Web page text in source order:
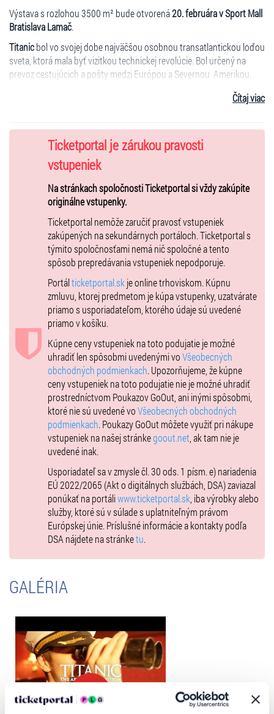
Výstava s rozlohou 3500 m² bude otvorená20. februára v Sport Mall
Bratislava Lamač.
Titanicbol vo svojej dobe najväčšou osobnou transatlantickou loďou
sveta, ktorá mala byť vizitkou technickej revolúcie. Bol určený na
prevoz cestujúcich a pošty medzi Európou a Severnou Amerikou.
plavby - dňa 15. apríla 1912. V tento osudný deň zomrelo viac ako
Na exkluzívnej výstave Titanic uvidíte viac ako 200
artefaktov, ktoré boli vylovené zo slávneho vraku na dne oceánu.
Medzi exponátmi sú časti vybavenia lode, kusy nábytku, porcelán a
osobné predmety cestujúcich (šperky, kabelky a rôzne časti
oblečenia). Vďaka dokonalej rekonštrukcii kajút, strojovne či jedálne
sa stanete súčasťou skutočnej atmosféry prepychu aj biedy
legendárneho parníka. Zažijete nádheru dobových interiérov, či hluk
strojovní a následnú úzkosť pred naozajstným a reálnym nešťastím.
Práve osobné zážitky návštevníkov a veľké množstvo reálnych
exponátov zaraďuje výstavu Titanic k najobľúbenejším na celom
Každý návštevník pri vstupe na výstavu obdrží „boarding pass -
palubnú vstupenku“. Vďaka tejto vstupenke s konkrétnym menom
reálneho človeka, ktorý na Titanicu v dobe jeho katastrofy bol,
prežijete celú prehliadku výstavy tak, ako konkrétny cestujúci na
palube Titanicu.
K dispozícii bude aj zvukový sprievodca-audioguide, v ktorom si
vypočujete podrobný výklad k jednotlivým exponátom. Pre
zvedavých návštevníkov a predovšetkým pre študentov budú
pripravené špeciálne pracovné listy s názorným prehľadom všetkých
významných udalostí v politike, vede a kultúre na začiatku 20.
storočia a vedomostné kvízy.
Titanicdokonale zobrazuje historické súvislosti,
spoločenskú a politickú situáciu na Slovensku i vo svete na začiatku
20. storočia. Priblíži vám veľkú migračnú vlnu, kedy tisíce ľudí utekalo
z Európy pred chudobou a blížiacou sa I. svetovou vojnou za
vysnívaným bohatstvom do Ameriky. Je teda dokonalou sondou
nielen do útrob legendárneho Titanicu, ale predovšetkým podá
súhrnný obraz o slávnej dobe jeho vzniku.
Vstupenky na výstavu sa predávajú na presne určený dátum a čas.
dlhému čakaniu v radoch. Organizovaným skupinám – napr. školám,
vstupné, vrátane vstupu pre pedagogický sprievod zadarmo.
Rezervujte si vstupenky ešte dnes a zažite Titanic na vlastnej koži!
Otváracie hodiny na výstave:
Pondelok – Piatok 9:00-19:00
Sobota - Nedeľa 09:30-19:00
Termín výstavy:
Čítaj viac
Ticketportal je zárukou pravosti
vstupeniek
Na stránkach spoločnosti Ticketportal si vždy zakúpite
originálne vstupenky.
Ticketportal nemôže zaručiť pravosť vstupeniek
zakúpených na sekundárnych portáloch. Ticketportal s
týmito spoločnosťami nemá nič spoločné a tento
spôsob prepredávania vstupeniek nepodporuje.
Portálticketportal.sk je online trhoviskom. Kúpnu
zmluvu, ktorej predmetom je kúpa vstupenky, uzatvárate
priamo s usporiadateľom, ktorého údaje sú uvedené
priamo v košíku.
Kúpne ceny vstupeniek na toto podujatie je možné
uhradiť len spôsobmi uvedenými voVšeobecných
obchodných podmienkach. Upozorňujeme, že kúpne
ceny vstupeniek na toto podujatie nie je možné uhradiť
prostredníctvom Poukazov GoOut, ani inými spôsobmi,
ktoré nie sú uvedené voVšeobecných obchodných
podmienkach. Poukazy GoOut môžete využiť pri nákupe
vstupeniek na našej stránkegoout.net , ak tam nie je
uvedené inak.
Usporiadateľ sa v zmysle čl. 30 ods. 1 písm. e) nariadenia
EÚ 2022/2065 (Akt o digitálnych službách, DSA) zaviazal
ponúkať na portáliwww.ticketportal.sk , iba výrobky alebo
služby, ktoré sú v súlade s uplatniteľným právom
Európskej únie. Príslušné informácie a kontakty podľa
DSA nájdete na stránketu.
GALÉRIA